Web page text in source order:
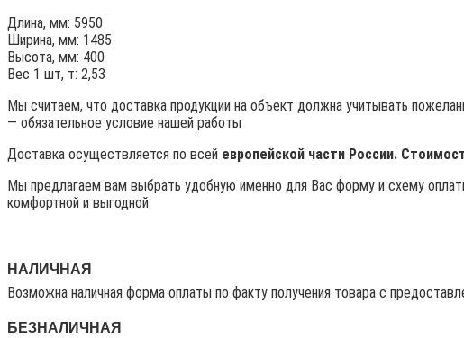
Длина, мм: 5950
Ширина, мм: 1485
Высота, мм: 400
Вес 1 шт, т: 2,53
Мы считаем, что доставка продукции на объект должна учитывать
— обязательное условие нашей работы
Доставка осуществляется по всей европейской части России.
Мы предлагаем вам выбрать удобную именно для Вас форму и схему
комфортной и выгодной.
НАЛИЧНАЯ
Возможна наличная форма оплаты по факту получения товара с
БЕЗНАЛИЧНАЯ